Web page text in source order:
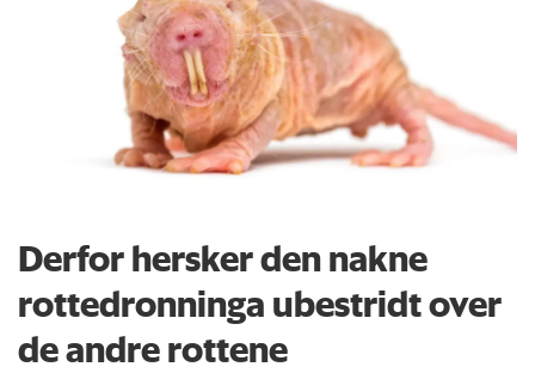
Derfor hersker den nakne
rottedronninga ubestridt over
de andre rottene